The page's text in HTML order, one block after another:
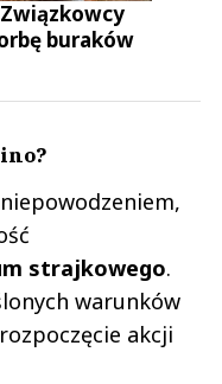
buraków
strajkowego.
warunków
akcji